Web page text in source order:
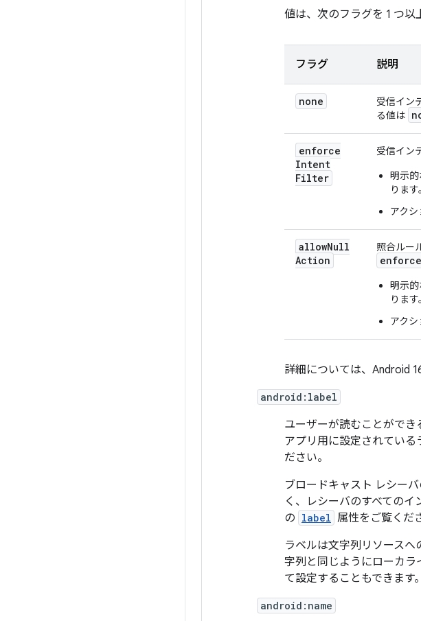
値は、次のフラグを 1 つ以
フラグ 説明
none
受信イン
る値は
enforce
Intent
Filter
受信イン
明示
ります。
アク
allowNull
Action
照合ルー
明示
ります。
アク
詳細については、Android
android:label
ユーザーが読むことができ
アプリ用に設定されている
ださい。
ブロードキャスト レシー
く、レシーバのすべてのイ
の label 属性をご覧くだ
ラベルは文字列リソース
字列と同じようにローカラ
て設定することもできます。
android:name